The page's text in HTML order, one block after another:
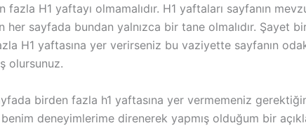
H1 yaftayı olmamalıdır. H1 yaftaları sayfanın
her sayfada bundan yalnızca bir tane olmalıdır. Şayet
H1 yaftasına yer verirseniz bu vaziyette sayfanın
olursunuz.
birden fazla h1 yaftasına yer vermemeniz
benim deneyimlerime direnerek yapmış olduğum bir